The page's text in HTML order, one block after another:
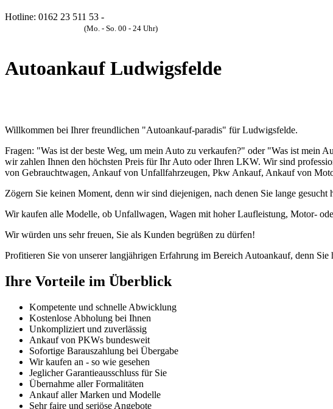
Hotline: 0162 23 511 53 -
(Mo. - So. 00 - 24 Uhr)
Autoankauf Ludwigsfelde
Willkommen bei Ihrer freundlichen "Autoankauf-paradis" für Ludwigsfelde.
Fragen: "Was ist der beste Weg, um mein Auto zu verkaufen?" oder "Was ist mein
wir zahlen Ihnen den höchsten Preis für Ihr Auto oder Ihren LKW. Wir sind
von Gebrauchtwagen, Ankauf von Unfallfahrzeugen, Pkw Ankauf, Ankauf von
Zögern Sie keinen Moment, denn wir sind diejenigen, nach denen Sie lange gesucht
Wir kaufen alle Modelle, ob Unfallwagen, Wagen mit hoher Laufleistung, Motor-
Wir würden uns sehr freuen, Sie als Kunden begrüßen zu dürfen!
Profitieren Sie von unserer langjährigen Erfahrung im Bereich Autoankauf, denn Sie
Ihre Vorteile im Überblick
Kompetente und schnelle Abwicklung
Kostenlose Abholung bei Ihnen
Unkompliziert und zuverlässig
Ankauf von PKWs bundesweit
Sofortige Barauszahlung bei Übergabe
Wir kaufen an - so wie gesehen
Jeglicher Garantieausschluss für Sie
Übernahme aller Formalitäten
Ankauf aller Marken und Modelle
Sehr faire und seriöse Angebote